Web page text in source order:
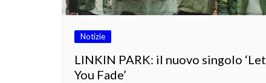
Notizie
LINKIN PARK: il nuovo singolo ‘Let
You Fade’